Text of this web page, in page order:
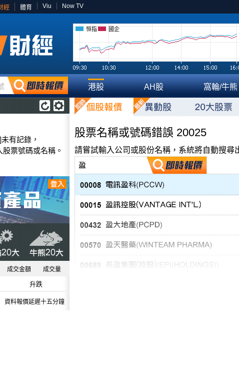
經 體育 Viu Now TV
恒指 國企
港股 AH股 窩輪/牛熊
有記錄，
票號碼或名稱。
成交金額 成交量
升跌
資料報價延遲十五分鐘
股票名稱或號碼錯誤 20025
請嘗試輸入公司或股份名稱，系統將自動搜尋